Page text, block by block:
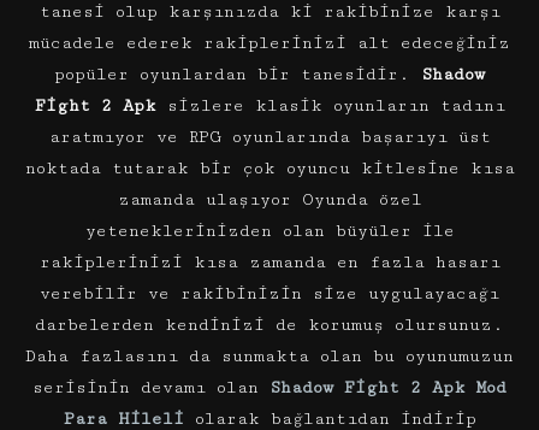
tanesi olup karşınızda ki rakibinize karşı
mücadele ederek rakiplerinizi alt edeceğiniz
popüler oyunlardan bir tanesidir.
Shadow
Fight 2 Apksizlere klasik oyunların tadını
aratmıyor ve RPG oyunlarında başarıyı üst
noktada tutarak bir çok oyuncu kitlesine kısa
zamanda ulaşıyor Oyunda özel
yeteneklerinizden olan büyüler ile
rakiplerinizi kısa zamanda en fazla hasarı
verebilir ve rakibinizin size uygulayacağı
darbelerden kendinizi de korumuş olursunuz.
Daha fazlasını da sunmakta olan bu oyunumuzun
serisinin devamı olan
Shadow Fight 2 Apk Mod
Para Hileli olarak bağlantıdan indirip